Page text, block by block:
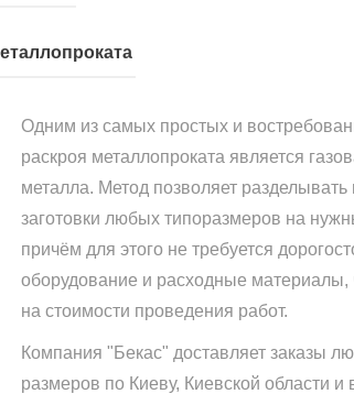
Одним из самых простых и
раскроя металлопроката является
металла. Метод позволяет разделывать
заготовки любых типоразмеров на
причём для этого не требуется
оборудование и расходные материалы,
на стоимости проведения работ.
Компания "Бекас" доставляет заказы
размеров по Киеву, Киевской области и